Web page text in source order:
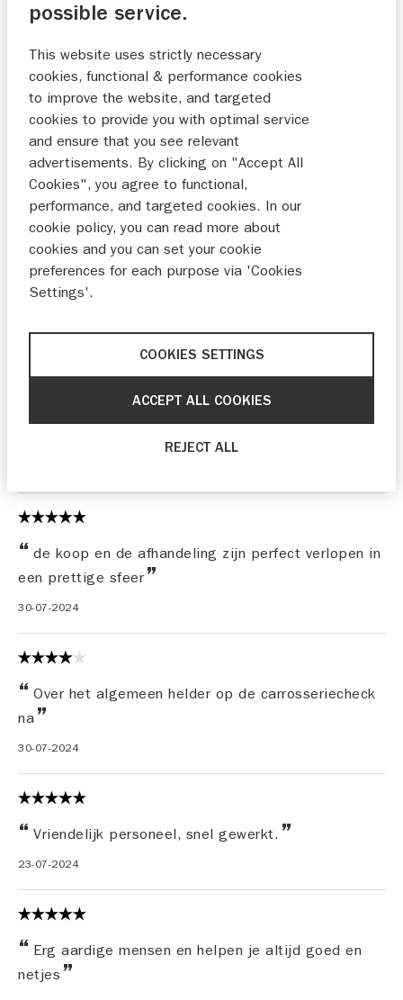
13-08-2024
Heel netjes geholpen duidelijk uitgelegd wat
welke opties waren zowel voor in de auto als voor de
levertijd. Netjes op de hoogte gehouden van het
hele proces . Van bestelling tot aan de aflevering
13-08-2024
Fijne service en verstand van zaken.
de koop en de afhandeling zijn perfect verlopen in
een prettige sfeer
30-07-2024
Over het algemeen helder op de carrosseriecheck
na
30-07-2024
Vriendelijk personeel, snel gewerkt.
23-07-2024
Erg aardige mensen en helpen je altijd goed en
netjes
possible service.
This website uses strictly necessary
cookies, functional & performance cookies
to improve the website, and targeted
cookies to provide you with optimal service
and ensure that you see relevant
advertisements. By clicking on "Accept All
Cookies", you agree to functional,
performance, and targeted cookies. In our
cookie policy, you can read more about
cookies and you can set your cookie
preferences for each purpose via 'Cookies
Settings'.
COOKIES SETTINGS
REJECT ALL
ACCEPT ALL COOKIES